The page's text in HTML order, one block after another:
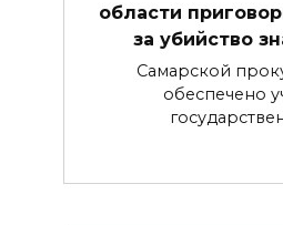
области
за убийство
Самарской
обеспечено